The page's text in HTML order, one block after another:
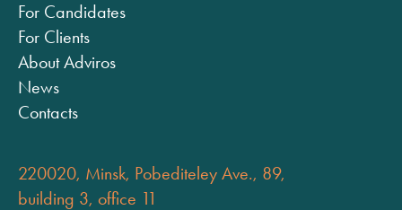
For Candidates
For Clients
About Adviros
News
Contacts
220020, Minsk, Pobediteley Ave., 89,
building 3, office 11